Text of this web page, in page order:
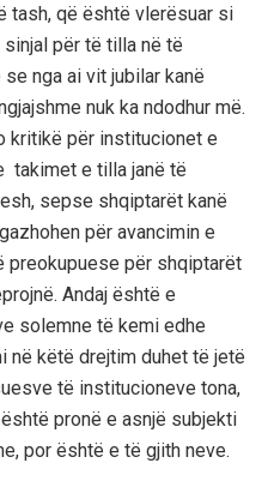
tash, që është vlerësuar si
sinjal për të tilla në të
se nga ai vit jubilar kanë
nuk ka ndodhur më.
kritikë për institucionet e
takimet e tilla janë të
sepse shqiptarët kanë
për avancimin e
preokupuese për shqiptarët
Andaj është e
solemne të kemi edhe
në këtë drejtim duhet të jetë
të institucioneve tona,
pronë e asnjë subjekti
por është e të gjith neve.